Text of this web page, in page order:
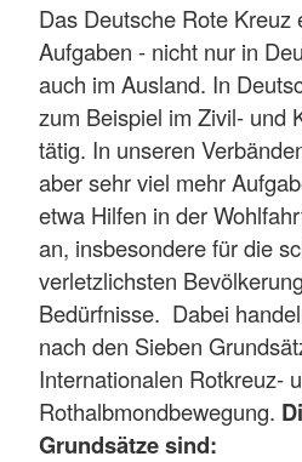
Das Deutsche Rote Kreuz
Aufgaben - nicht nur in
auch im Ausland. In
zum Beispiel im Zivil- und
tätig. In unseren
aber sehr viel mehr
etwa Hilfen in der
an, insbesondere für die
verletzlichsten
Bedürfnisse. Dabei
nach den Sieben
Internationalen Rotkreuz-
Rothalbmondbewegung.
Grundsätze sind: